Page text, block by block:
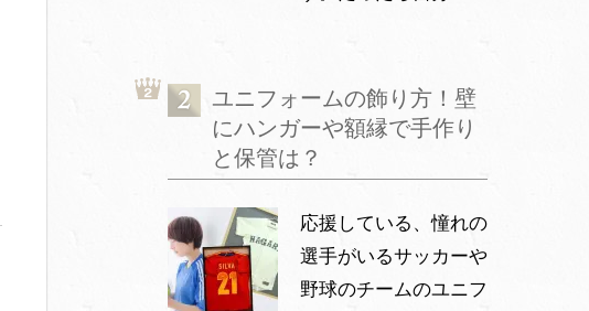
ユニフォームの飾り方！壁
にハンガーや額縁で手作り
と保管は？
応援している、憧れの
選手がいるサッカーや
野球のチームのユニフ